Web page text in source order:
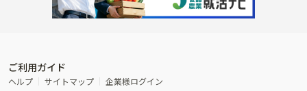
製造･加工･販売 福祉
その他農業関連企業
ご利用ガイド
ヘルプ サイトマップ 企業様ログイン